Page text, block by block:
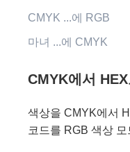
CMYK ...에 RGB
마녀 ...에 CMYK
CMYK에서
색상을 CMYK에서
코드를 RGB 색상